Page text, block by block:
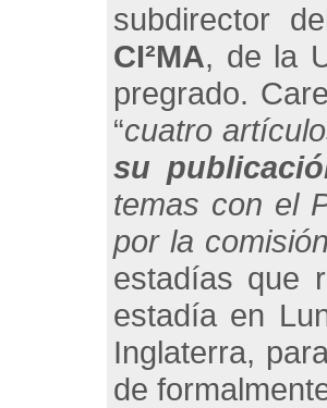
subdirector
CI²MA, de la
pregrado.
“cuatro
su
temas con el
por la
estadías que
estadía en
Inglaterra,
de